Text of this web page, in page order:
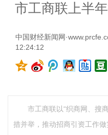
市工商联上半
中国财经新闻网
12:24:12
市工商联以“织商网、搜
措并举，推动招商引资工作